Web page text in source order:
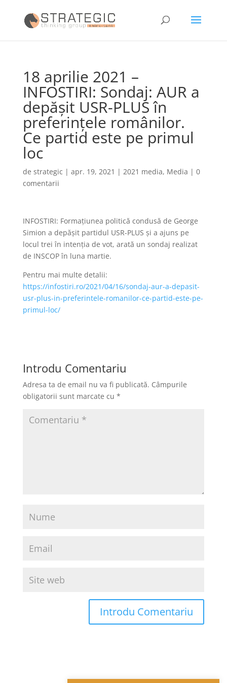
18 aprilie 2021 –
INFOSTIRI: Sondaj: AUR a
depăşit USR-PLUS în
preferinţele românilor.
Ce partid este pe primul
loc
de strategic | apr. 19, 2021 | 2021 media, Media | 0
comentarii
INFOSTIRI: Formațiunea politică condusă de George
Simion a depășit partidul USR-PLUS și a ajuns pe
locul trei în intenția de vot, arată un sondaj realizat
de INSCOP în luna martie.
Pentru mai multe detalii:
https://infostiri.ro/2021/04/16/sondaj-aur-a-depasit-
usr-plus-in-preferintele-romanilor-ce-partid-este-pe-
primul-loc/
Introdu Comentariu
Adresa ta de email nu va fi publicată. Câmpurile
obligatorii sunt marcate cu *